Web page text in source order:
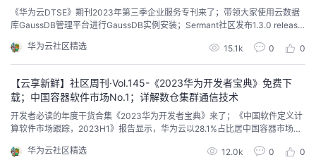
《华为云DTSE》期刊2023年第三季企业服务专刊来了；带领大家使用云数据
库GaussDB管理平台进行GaussDB实例安装；Sermant社区发布1.3.0 release
展... 华为云社区精选 15.1k 0 0
【云享新鲜】社区周刊·Vol.145-《2023华为开发者宝典》免费下
载；中国容器软件市场No.1；详解数仓集群通信技术
开发者必读的年度干货合集《2023华为开发者宝典》来了；《中国软件定义计
算软件市场跟踪，2023H1》报告显示，华为云以28.1%占比居中国容器市场份
华为云社区精选
12.0k 0 0